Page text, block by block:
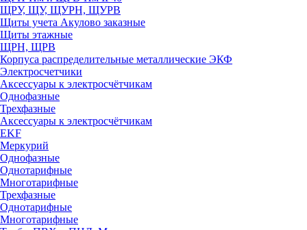
ЩРУ, ЩУ, ЩУРН, ЩУРВ
Щиты учета Акулово заказные
Щиты этажные
ЩРН, ЩРВ
Корпуса распределительные металлические ЭКФ
Электросчетчики
Аксессуары к электросчётчикам
Однофазные
Трехфазные
Аксессуары к электросчётчикам
EKF
Меркурий
Однофазные
Однотарифные
Многотарифные
Трехфазные
Однотарифные
Многотарифные